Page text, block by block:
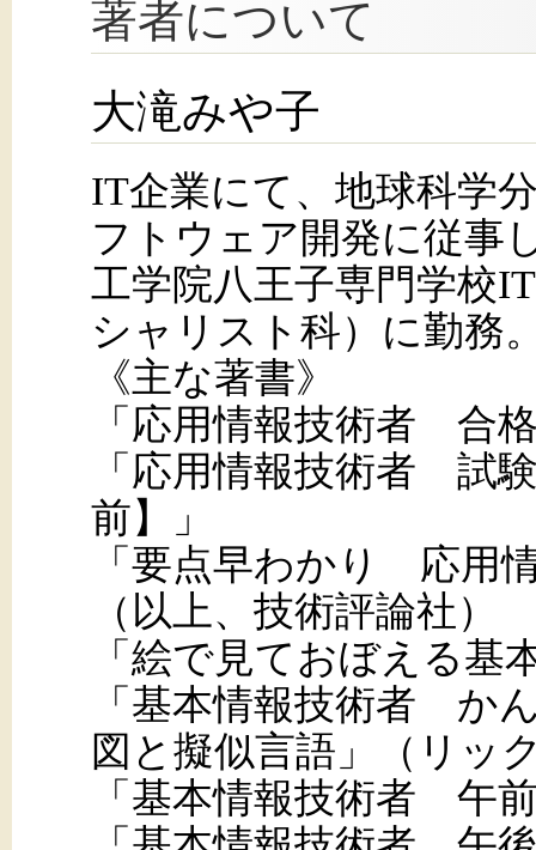
著者について
大滝みや子
IT企業にて、地球科学
フトウェア開発に従事
工学院八王子専門学校
シャリスト科）に勤務
《主な著書》
「応用情報技術者 合
「応用情報技術者 試
前】」
「要点早わかり 応用
（以上、技術評論社）
「絵で見ておぼえる基
「基本情報技術者 か
図と擬似言語」（リッ
「基本情報技術者 午